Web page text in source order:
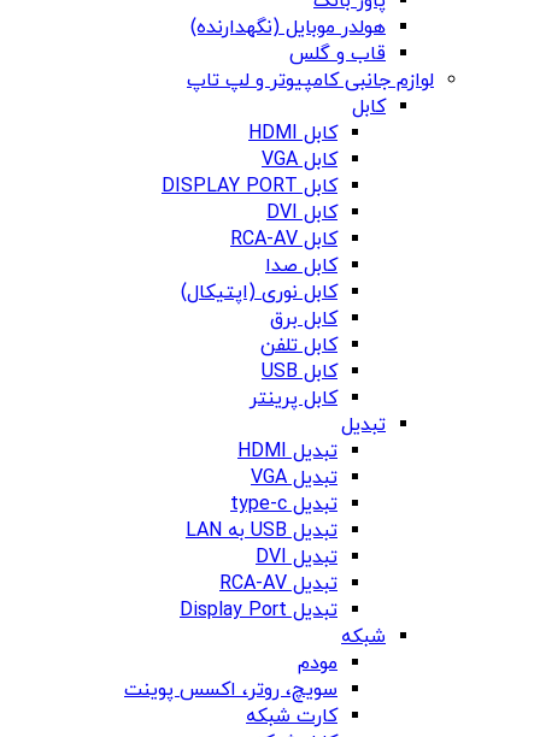
هولدر موبایل (نگهدارنده)
قاب و گلس
لوازم جانبی کامپیوتر و لپ تاپ
کابل
کابل HDMI
کابل VGA
کابل DISPLAY PORT
کابل DVI
کابل RCA-AV
کابل صدا
کابل نوری (اپتیکال)
کابل برق
کابل تلفن
کابل USB
کابل پرینتر
تبدیل
تبدیل HDMI
تبدیل VGA
تبدیل type-c
تبدیل USB به LAN
تبدیل DVI
تبدیل RCA-AV
تبدیل Display Port
شبکه
مودم
سویچ، روتر، اکسس پوینت
کارت شبکه